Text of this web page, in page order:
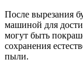
После вырезания
машиной для
могут быть
сохранения
пыли.